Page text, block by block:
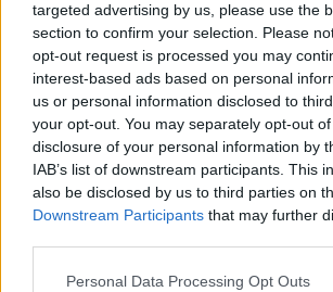
targeted advertising by us, please use the
section to confirm your selection. Please
opt-out request is processed you may
interest-based ads based on personal
us or personal information disclosed to
your opt-out. You may separately opt-out
disclosure of your personal information by
IAB’s list of downstream participants. This
also be disclosed by us to third parties on
Downstream Participants that may further
Please note that this website/app uses one
Personal Data Processing Opt Outs
18 órája
Eljegyezte kedvesét George